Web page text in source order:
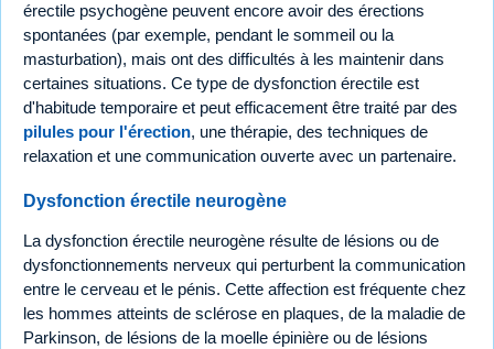
érectile psychogène peuvent encore avoir des érections
spontanées (par exemple, pendant le sommeil ou la
masturbation), mais ont des difficultés à les maintenir dans
certaines situations. Ce type de dysfonction érectile est
d'habitude temporaire et peut efficacement être traité par des
pilules pour l'érection, une thérapie, des techniques de
relaxation et une communication ouverte avec un partenaire.
Dysfonction érectile neurogène
La dysfonction érectile neurogène résulte de lésions ou de
dysfonctionnements nerveux qui perturbent la communication
entre le cerveau et le pénis. Cette affection est fréquente chez
les hommes atteints de sclérose en plaques, de la maladie de
Parkinson, de lésions de la moelle épinière ou de lésions